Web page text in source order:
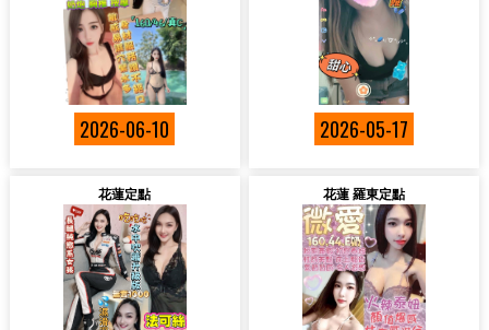
2026-06-10 2026-05-17
花蓮定點 花蓮 羅東定點